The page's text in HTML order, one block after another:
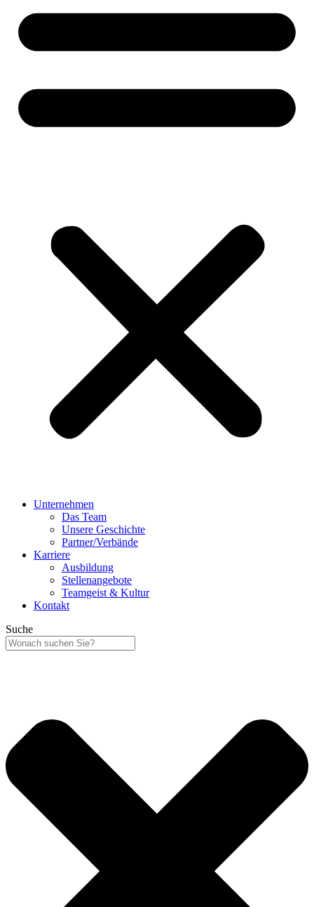
Unternehmen
Das Team
Unsere Geschichte
Partner/Verbände
Karriere
Ausbildung
Stellenangebote
Teamgeist & Kultur
Kontakt
Suche